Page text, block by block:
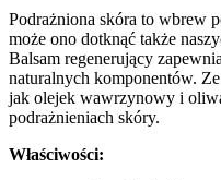
Podrażniona skóra to wbrew
może ono dotknąć także
Balsam regenerujący
naturalnych komponentów.
jak olejek wawrzynowy i
podrażnieniach skóry.
Właściwości: